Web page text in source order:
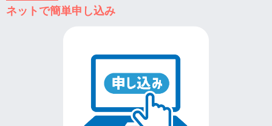
ネットで簡単申し込み